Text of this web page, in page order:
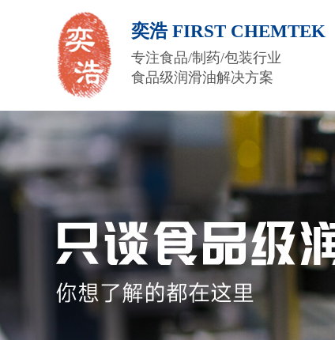
奕浩 FIRST CHEMTEK
专注食品/制药/包装行业
食品级润滑油解决方案